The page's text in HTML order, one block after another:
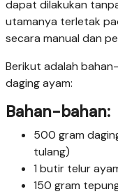
dapat dilakukan
utamanya terletak
secara manual dan
Berikut adalah
daging ayam:
Bahan-bahan:
500 gram
tulang)
1 butir telur
150 gram